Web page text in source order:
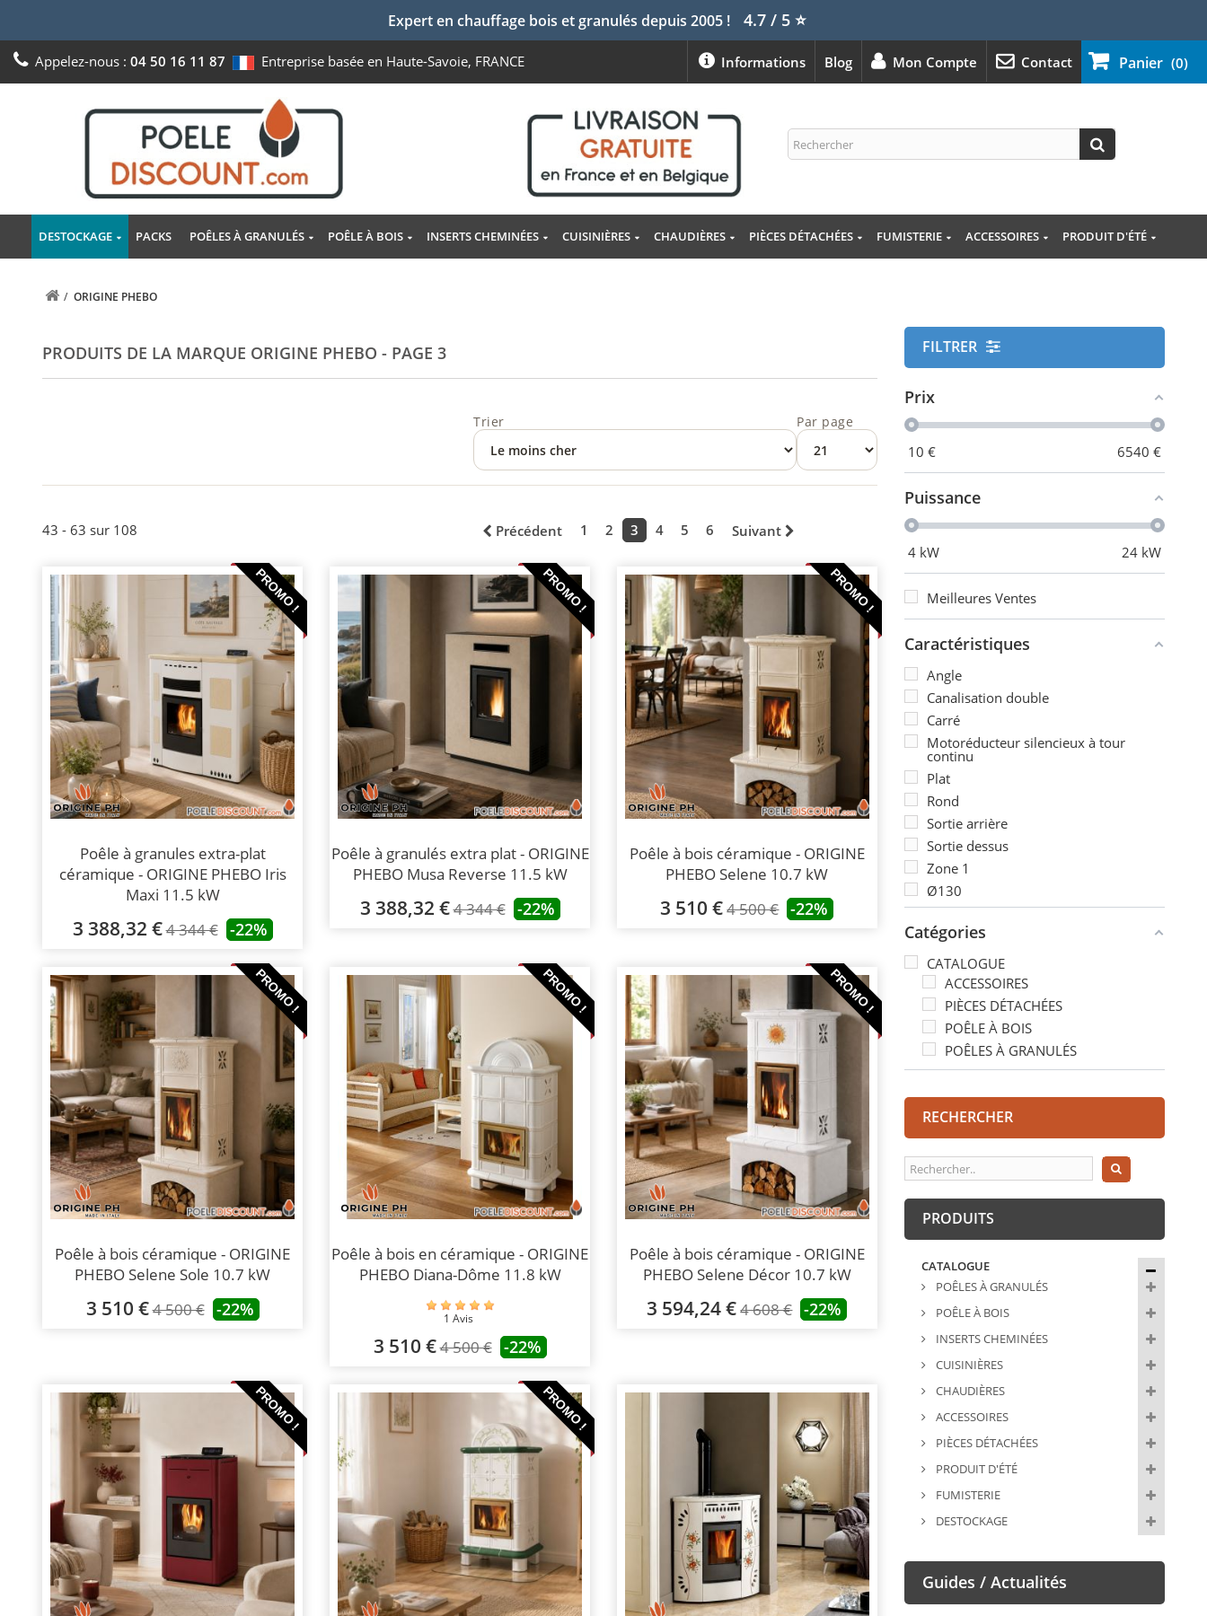
Expert en chauffage bois et granulés depuis 2005 ! 4.7 / 5⭐
Panier (0)
Appelez-nous : 04 50 16 11 87 Entreprise basée en Haute-Savoie, FRANCE Contact
Mon Compte
Blog
Informations
DESTOCKAGE PACKS POÊLES À GRANULÉS POÊLE À BOIS INSERTS CHEMINÉES CUISINIÈRES CHAUDIÈRES PIÈCES DÉTACHÉES FUMISTERIE ACCESSOIRES PRODUIT D'ÉTÉ
/ ORIGINE PHEBO
PRODUITS DE LA MARQUE ORIGINE PHEBO - PAGE 3
Trier Par page
Précédent 1 2 3 4 5 6 Suivant
43 - 63 sur 108
PROMO !
Poêle à granules extra-plat
céramique - ORIGINE PHEBO Iris
Maxi 11.5 kW
3 388,32 €4 344 € -22%
PROMO !
Poêle à granulés extra plat - ORIGINE
PHEBO Musa Reverse 11.5 kW
3 388,32 €4 344 € -22%
PROMO !
Poêle à bois céramique - ORIGINE
PHEBO Selene 10.7 kW
3 510 €4 500 € -22%
PROMO !
Poêle à bois céramique - ORIGINE
PHEBO Selene Sole 10.7 kW
3 510 €4 500 € -22%
PROMO !
Poêle à bois en céramique - ORIGINE
PHEBO Diana-Dôme 11.8 kW
1 Avis
3 510 €4 500 € -22%
PROMO !
Poêle à bois céramique - ORIGINE
PHEBO Selene Décor 10.7 kW
3 594,24 €4 608 € -22%
PROMO ! PROMO !
FILTRER
Prix
10 € 6540 €
Puissance
4kW 24kW
Meilleures Ventes
Caractéristiques
Angle
Canalisation double
Carré
Motoréducteur silencieux à tour
continu
Plat
Rond
Sortie arrière
Sortie dessus
Zone 1
Ø130
Catégories
CATALOGUE
ACCESSOIRES
PIÈCES DÉTACHÉES
POÊLE À BOIS
POÊLES À GRANULÉS
RECHERCHER
PRODUITS
CATALOGUE
POÊLES À GRANULÉS
POÊLE À BOIS
INSERTS CHEMINÉES
CUISINIÈRES
CHAUDIÈRES
ACCESSOIRES
PIÈCES DÉTACHÉES
PRODUIT D'ÉTÉ
FUMISTERIE
DESTOCKAGE
Guides / Actualités